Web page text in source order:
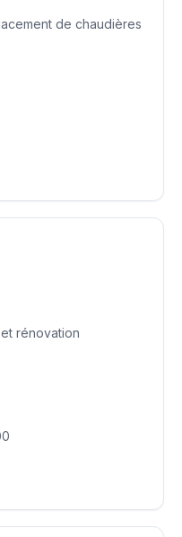
de chaudières
rénovation